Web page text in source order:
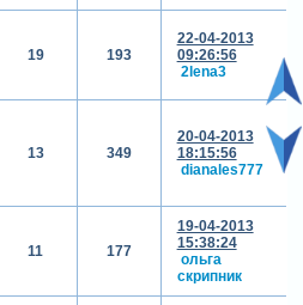
19 193
22-04-2013
09:26:56
2lena3
13 349
20-04-2013
18:15:56
dianales777
11 177
19-04-2013
15:38:24
ольга
скрипник